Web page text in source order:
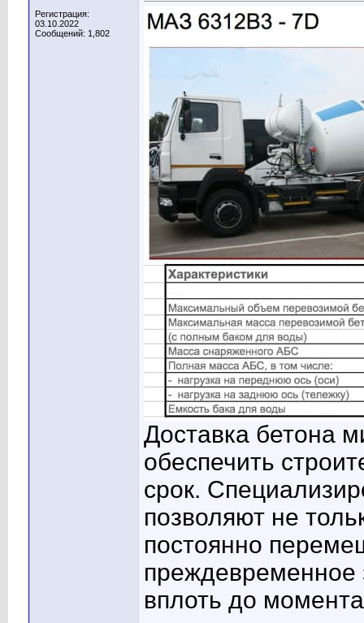
Регистрация:
03.10.2022
Сообщений: 1,802
Доставка бетона
обеспечить
срок.
позволяют не
постоянно
преждевременное
вплоть до